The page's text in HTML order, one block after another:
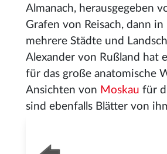
Almanach, herausgegeben
Grafen von Reisach, dann
mehrere Städte und
Alexander von Rußland hat
für das große anatomische
Ansichten von Moskau für
sind ebenfalls Blätter von